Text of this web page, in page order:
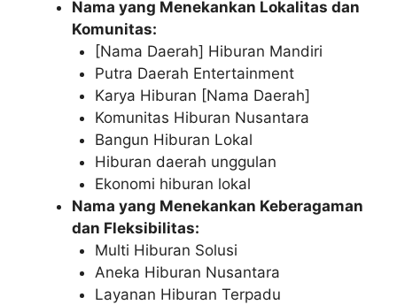
Nama yang Menekankan Lokalitas dan
Komunitas:
[Nama Daerah] Hiburan Mandiri
Putra Daerah Entertainment
Karya Hiburan [Nama Daerah]
Komunitas Hiburan Nusantara
Bangun Hiburan Lokal
Hiburan daerah unggulan
Ekonomi hiburan lokal
Nama yang Menekankan Keberagaman
dan Fleksibilitas:
Multi Hiburan Solusi
Aneka Hiburan Nusantara
Layanan Hiburan Terpadu